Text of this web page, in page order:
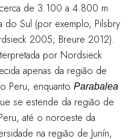
de 3.100 a 4.800 m
do Sul (por exemplo, Pilsbry
2005; Breure 2012).
por Nordsieck
apenas da região de
Peru, enquanto Parabalea
se estende da região de
até o noroeste da
na região de Junín,